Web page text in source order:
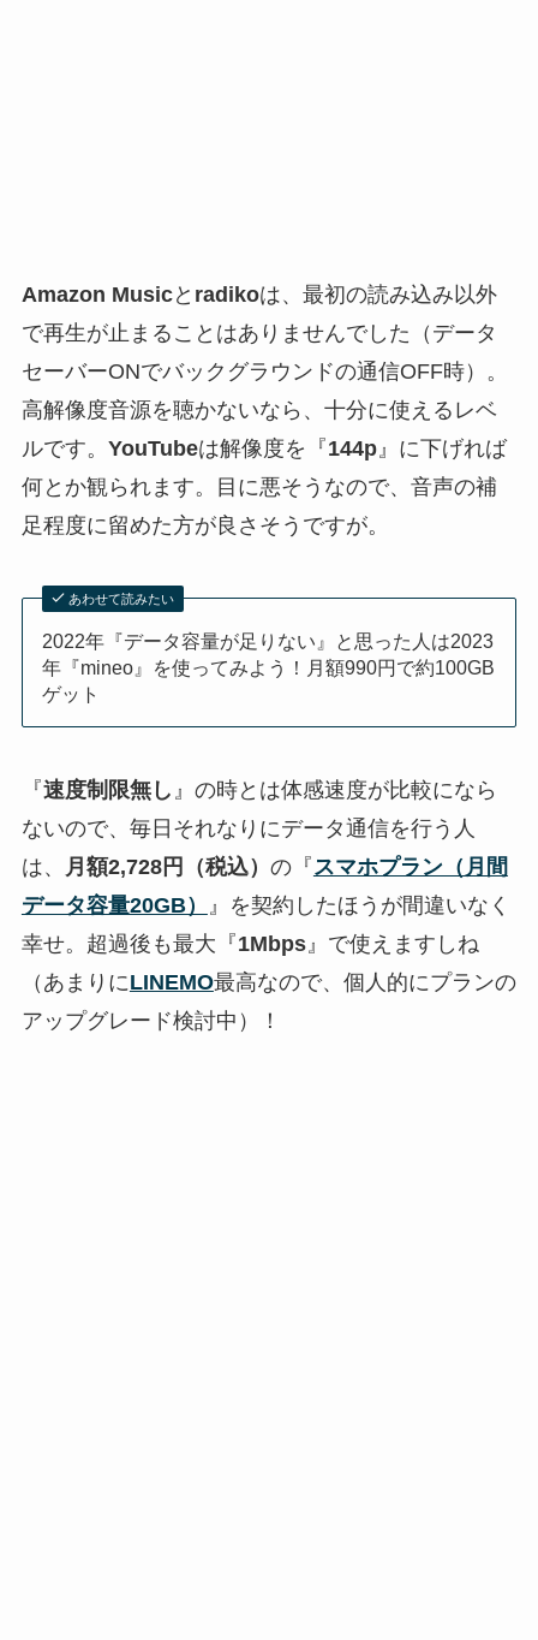
Amazon Musicと radikoは、最初の読み込み以外
で再生が止まることはありませんでした（データ
セーバーONでバックグラウンドの通信OFF時）。
高解像度音源を聴かないなら、十分に使えるレベ
ルです。 YouTubeは解像度を『144p』に下げれば
何とか観られます。目に悪そうなので、音声の補
足程度に留めた方が良さそうですが。
あわせて読みたい
2022年『データ容量が足りない』と思った人は2023
年『mineo』を使ってみよう！月額990円で約100GB
ゲット
『速度制限無し 』の時とは体感速度が比較になら
ないので、毎日それなりにデータ通信を行う人
は、
月額2,728円（税込） の『スマホプラン（月間
データ容量20GB）
』を契約したほうが間違いなく
幸せ。超過後も最大『1Mbps』で使えますしね
（あまりにLINEMO最高なので、個人的にプランの
アップグレード検討中）！